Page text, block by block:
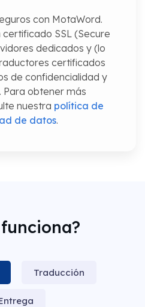
con MotaWord.
SSL (Secure
dedicados y (lo
certificados
de confidencialidad y
Para obtener más
nuestra política de
de datos.
Traducción